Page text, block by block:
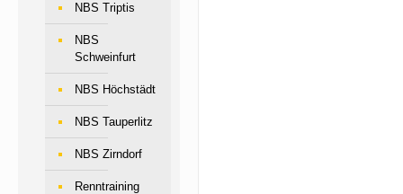
NBS Triptis
NBS
Schweinfurt
NBS Höchstädt
NBS Tauperlitz
NBS Zirndorf
Renntraining